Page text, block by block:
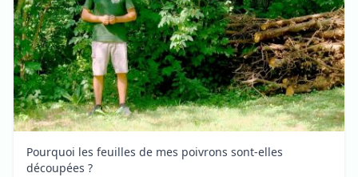
Pourquoi les feuilles de mes poivrons sont-elles
découpées ?